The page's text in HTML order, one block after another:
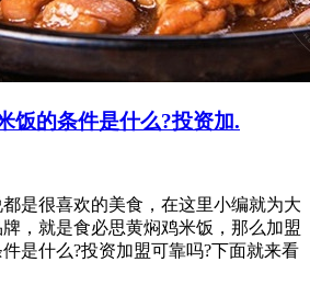
饭的条件是什么?投资加.
是很喜欢的美食，在这里小编就为大
，就是食必思黄焖鸡米饭，那么加盟
是什么?投资加盟可靠吗?下面就来看